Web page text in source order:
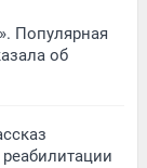
Популярная
об